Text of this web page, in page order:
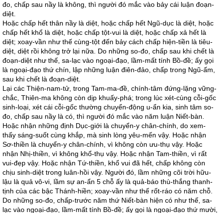
đo, chấp sau nầy là không, thì người đó mắc vào bảy cái luận đoạn-
diệt.
Hoặc chấp hết thân nầy là diệt, hoặc chấp hết Ngũ-dục là diệt, hoặc
chấp hết khổ là diệt, hoặc chấp tột-vui là diệt, hoặc chấp xả hết là
diệt; xoay-vần như thế cùng-tột đến bảy cách chấp hiện-tiền là tiêu-
diệt, diệt rồi không trở lại nữa. Do những so-đo, chấp sau khi chết là
đoạn-diệt như thế, sa-lạc vào ngoại-đạo, lầm-mất tính Bồ-đề; ấy gọi
là ngoại-đạo thứ chín, lập những luận điên-đảo, chấp trong Ngũ-ấm,
sau khi chết là đoạn-diệt.
Lại các Thiện-nam-tử, trong Tam-ma-đề, chính-tâm đứng-lặng vững-
chắc, Thiên-ma không còn dịp khuấy-phá; trong lúc xét-cùng cỗi-gốc
sinh-loại, xét cái cỗi-gốc thường chuyển-động u-ẩn kia, sinh tâm so-
đo, chấp sau nầy là có, thì người đó mắc vào năm luận Niết-bàn.
Hoặc nhận những định Dục-giới là chuyển-y chân-chính, do xem-
thấy sáng-suốt cùng khắp, mà sinh lòng yêu-mến vậy. Hoặc nhận
Sơ-thiền là chuyển-y chân-chính, vì không còn ưu-thụ vậy. Hoặc
nhận Nhị-thiền, vì không khổ-thụ vậy. Hoặc nhận Tam-thiền, vì rất
vui-đẹp vậy. Hoặc nhận Tứ-thiền, khổ vui đã hết, chấp không còn
chịu sinh-diệt trong luân-hồi vậy. Người đó, lầm những cõi trời hữu-
lậu là quả vô-vi, lầm sự an-ẩn 5 chỗ ấy là quả-báo thù-thắng thanh-
tịnh của các bậc Thánh-hiền; xoay-vần như thế rốt-ráo có năm chỗ.
Do những so-đo, chấp-trước năm thứ Niết-bàn hiện có như thế, sa-
lạc vào ngoại-đạo, lầm-mất tính Bồ-đề; ấy gọi là ngoại-đạo thứ mười,